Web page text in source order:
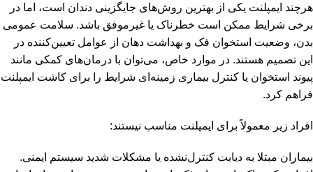
هرچند ایمپلنت یکی از بهترین روش‌های جایگزینی دندان است، اما در
برخی شرایط ممکن است خطرناک یا غیرموفق باشد. سلامت عمومی
بدن، وضعیت استخوان فک و بهداشت دهان از عوامل تعیین‌کننده در
این تصمیم هستند. در موارد خاص، می‌توان با درمان‌های کمکی مانند
پیوند استخوان یا کنترل بیماری زمینه‌ای شرایط را برای کاشت ایمپلنت
فراهم کرد.
افراد زیر معمولاً برای ایمپلنت مناسب نیستند:
بیماران مبتلا به دیابت کنترل‌نشده یا مشکلات شدید سیستم ایمنی.